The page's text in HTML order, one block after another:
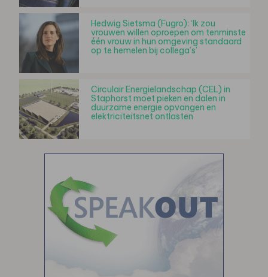
Hedwig Sietsma (Fugro): ‘Ik zou
vrouwen willen oproepen om tenminste
één vrouw in hun omgeving standaard
op te hemelen bij collega’s’
Circulair Energielandschap (CEL) in
Staphorst moet pieken en dalen in
duurzame energie opvangen en
elektriciteitsnet ontlasten